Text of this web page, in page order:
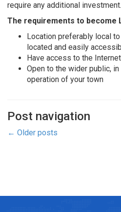
require any additional investment.
The requirements to become
Location preferably local
located and easily
Have access to the Internet
Open to the wider public,
operation of your town
Post navigation
← Older posts